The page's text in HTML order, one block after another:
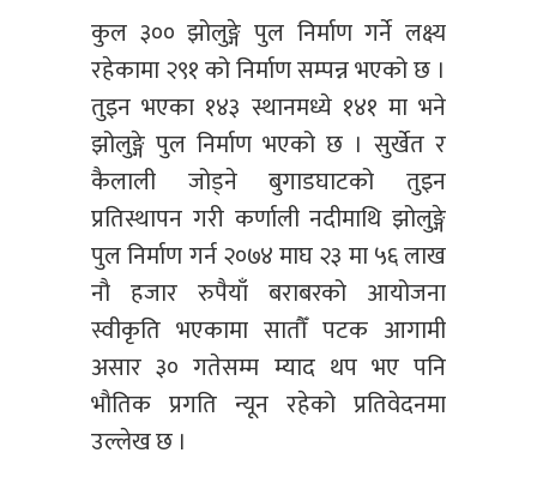
कुल ३०० झोलुङ्गे पुल निर्माण गर्ने लक्ष्य
रहेकामा २९१ को निर्माण सम्पन्न भएको छ ।
तुइन भएका १४३ स्थानमध्ये १४१ मा भने
झोलुङ्गे पुल निर्माण भएको छ । सुर्खेत र
कैलाली जोड्ने बुगाडघाटको तुइन
प्रतिस्थापन गरी कर्णाली नदीमाथि झोलुङ्गे
पुल निर्माण गर्न २०७४ माघ २३ मा ५६ लाख
नौ हजार रुपैयाँ बराबरको आयोजना
स्वीकृति भएकामा सातौँ पटक आगामी
असार ३० गतेसम्म म्याद थप भए पनि
भौतिक प्रगति न्यून रहेको प्रतिवेदनमा
उल्लेख छ ।